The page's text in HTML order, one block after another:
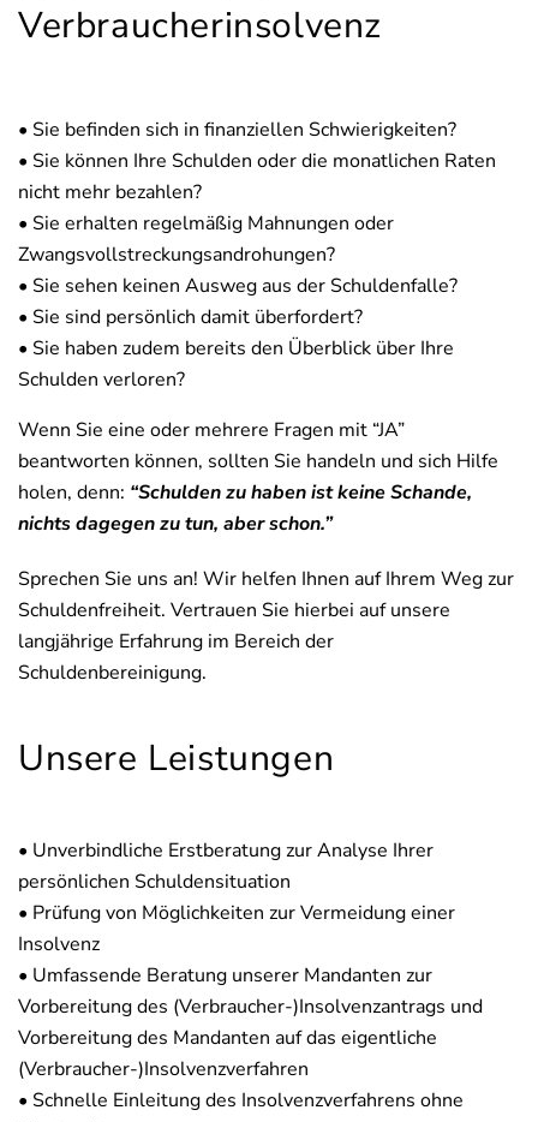
Verbraucherinsolvenz
• Sie befinden sich in finanziellen Schwierigkeiten?
• Sie können Ihre Schulden oder die monatlichen Raten
nicht mehr bezahlen?
• Sie erhalten regelmäßig Mahnungen oder
Zwangsvollstreckungsandrohungen?
• Sie sehen keinen Ausweg aus der Schuldenfalle?
• Sie sind persönlich damit überfordert?
• Sie haben zudem bereits den Überblick über Ihre
Schulden verloren?
Wenn Sie eine oder mehrere Fragen mit “JA”
beantworten können, sollten Sie handeln und sich Hilfe
holen, denn: “Schulden zu haben ist keine Schande,
nichts dagegen zu tun, aber schon.”
Sprechen Sie uns an! Wir helfen Ihnen auf Ihrem Weg zur
Schuldenfreiheit. Vertrauen Sie hierbei auf unsere
langjährige Erfahrung im Bereich der
Schuldenbereinigung.
Unsere Leistungen
• Unverbindliche Erstberatung zur Analyse Ihrer
persönlichen Schuldensituation
• Prüfung von Möglichkeiten zur Vermeidung einer
Insolvenz
• Umfassende Beratung unserer Mandanten zur
Vorbereitung des (Verbraucher-)Insolvenzantrags und
Vorbereitung des Mandanten auf das eigentliche
(Verbraucher-)Insolvenzverfahren
• Schnelle Einleitung des Insolvenzverfahrens ohne